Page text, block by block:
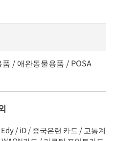
/ 애완동물용품 / POSA
/ iD / 중국은련 카드 / 교통계